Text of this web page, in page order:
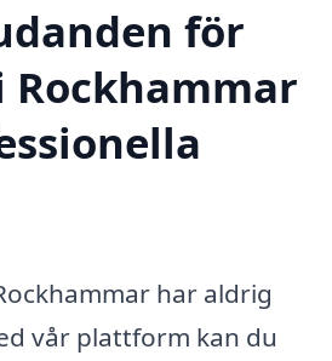
för
har aldrig
vår plattform kan du